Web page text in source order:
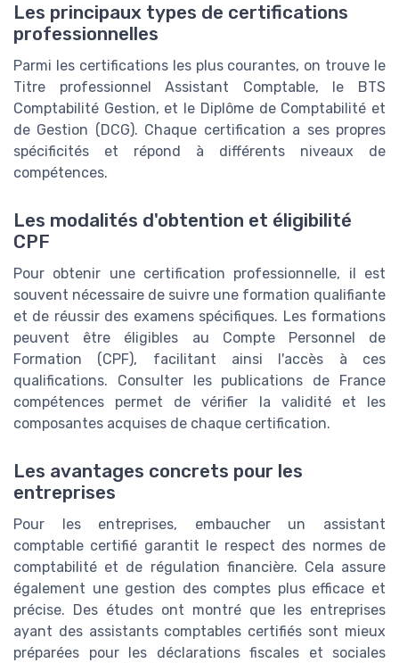
Les principaux types de certifications
professionnelles
Parmi les certifications les plus courantes, on trouve le
Titre professionnel Assistant Comptable, le BTS
Comptabilité Gestion, et le Diplôme de Comptabilité et
de Gestion (DCG). Chaque certification a ses propres
spécificités et répond à différents niveaux de
compétences.
Les modalités d'obtention et éligibilité
CPF
Pour obtenir une certification professionnelle, il est
souvent nécessaire de suivre une formation qualifiante
et de réussir des examens spécifiques. Les formations
peuvent être éligibles au Compte Personnel de
Formation (CPF), facilitant ainsi l'accès à ces
qualifications. Consulter les publications de France
compétences permet de vérifier la validité et les
composantes acquises de chaque certification.
Les avantages concrets pour les
entreprises
Pour les entreprises, embaucher un assistant
comptable certifié garantit le respect des normes de
comptabilité et de régulation financière. Cela assure
également une gestion des comptes plus efficace et
précise. Des études ont montré que les entreprises
ayant des assistants comptables certifiés sont mieux
préparées pour les déclarations fiscales et sociales